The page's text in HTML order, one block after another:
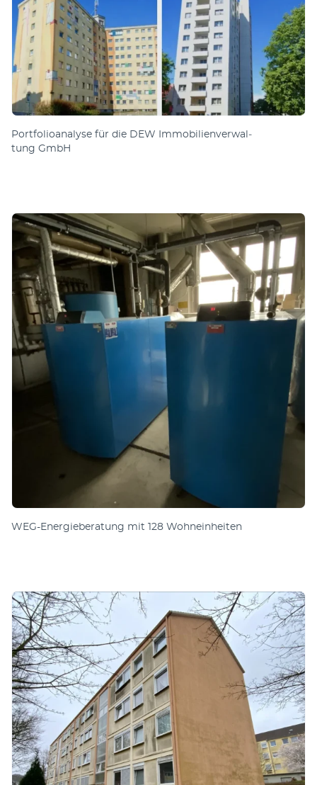
Portfolioanalyse für die DEW Immo­bi­lien­ver­wal­
tung GmbH
WEG-Energieberatung mit 128 Wohneinheiten